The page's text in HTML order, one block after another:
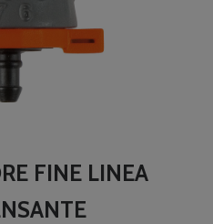
FINE LINEA